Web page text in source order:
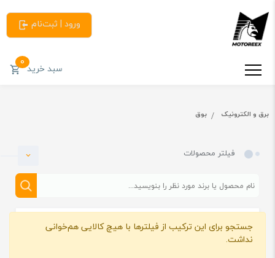
ورود | ثبت‌نام
سبد خرید0
برق و الکترونیک بوق
فیلتر محصولات
دسته بندی
جستجو برای این ترکیب از فیلترها با هیچ کالایی هم‌خوانی
نداشت.